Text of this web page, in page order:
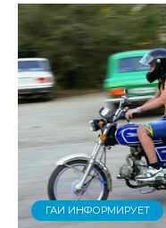
ГАИ ИНФОРМИРУЕТ